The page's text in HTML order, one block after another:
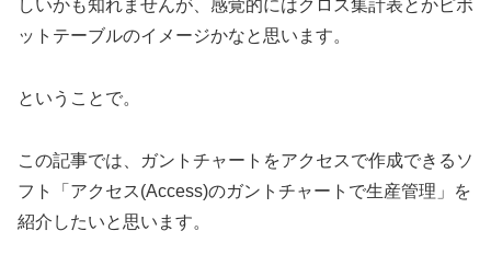
しいかも知れませんが、感覚的にはクロス集計表とかピボ
ットテーブルのイメージかなと思います。
ということで。
この記事では、ガントチャートをアクセスで作成できるソ
フト「アクセス(Access)のガントチャートで生産管理」を
紹介したいと思います。